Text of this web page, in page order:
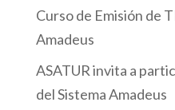
Curso de Emisión de
Amadeus
ASATUR invita a
del Sistema Amadeus